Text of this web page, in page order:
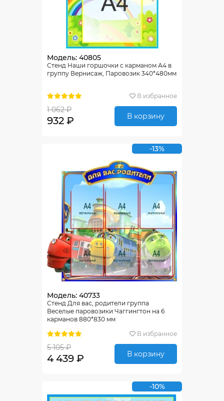
Модель: 40805
Стенд Наши горшочки с карманом А4 в
группу Вернисаж, Паровозик 340*480мм
В избранное
1 062 ₽
932 ₽ В корзину
-13%
Модель: 40733
Стенд Для вас, родители группа
Веселые паровозики Чаггингтон на 6
карманов 880*830 мм
В избранное
5 105 ₽
4 439 ₽ В корзину
-10%